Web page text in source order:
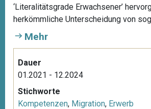
‘Literalitätsgrade Erwachsener’
herkömmliche Unterscheidung von sog.
Mehr
Dauer
01.2021 - 12.2024
Stichworte
Kompetenzen, Migration, Erwerb